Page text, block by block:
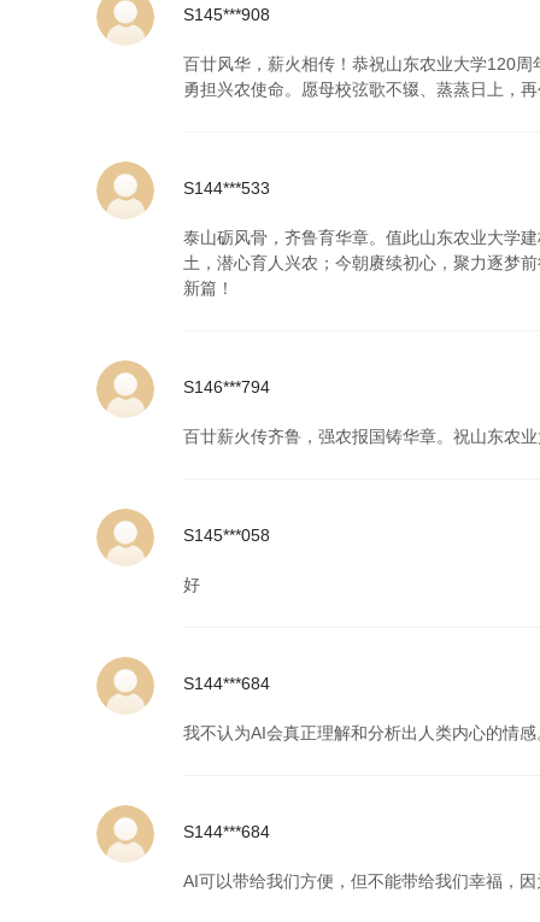
S145***908
百廿风华，薪火相传！恭祝山东农业大学120
勇担兴农使命。愿母校弦歌不辍、蒸蒸日上，
S144***533
泰山砺风骨，齐鲁育华章。值此山东农业大学
土，潜心育人兴农；今朝赓续初心，聚力逐梦
新篇！
S146***794
百廿薪火传齐鲁，强农报国铸华章。祝山东农
S145***058
好
S144***684
我不认为AI会真正理解和分析出人类内心的情感
S144***684
AI可以带给我们方便，但不能带给我们幸福，